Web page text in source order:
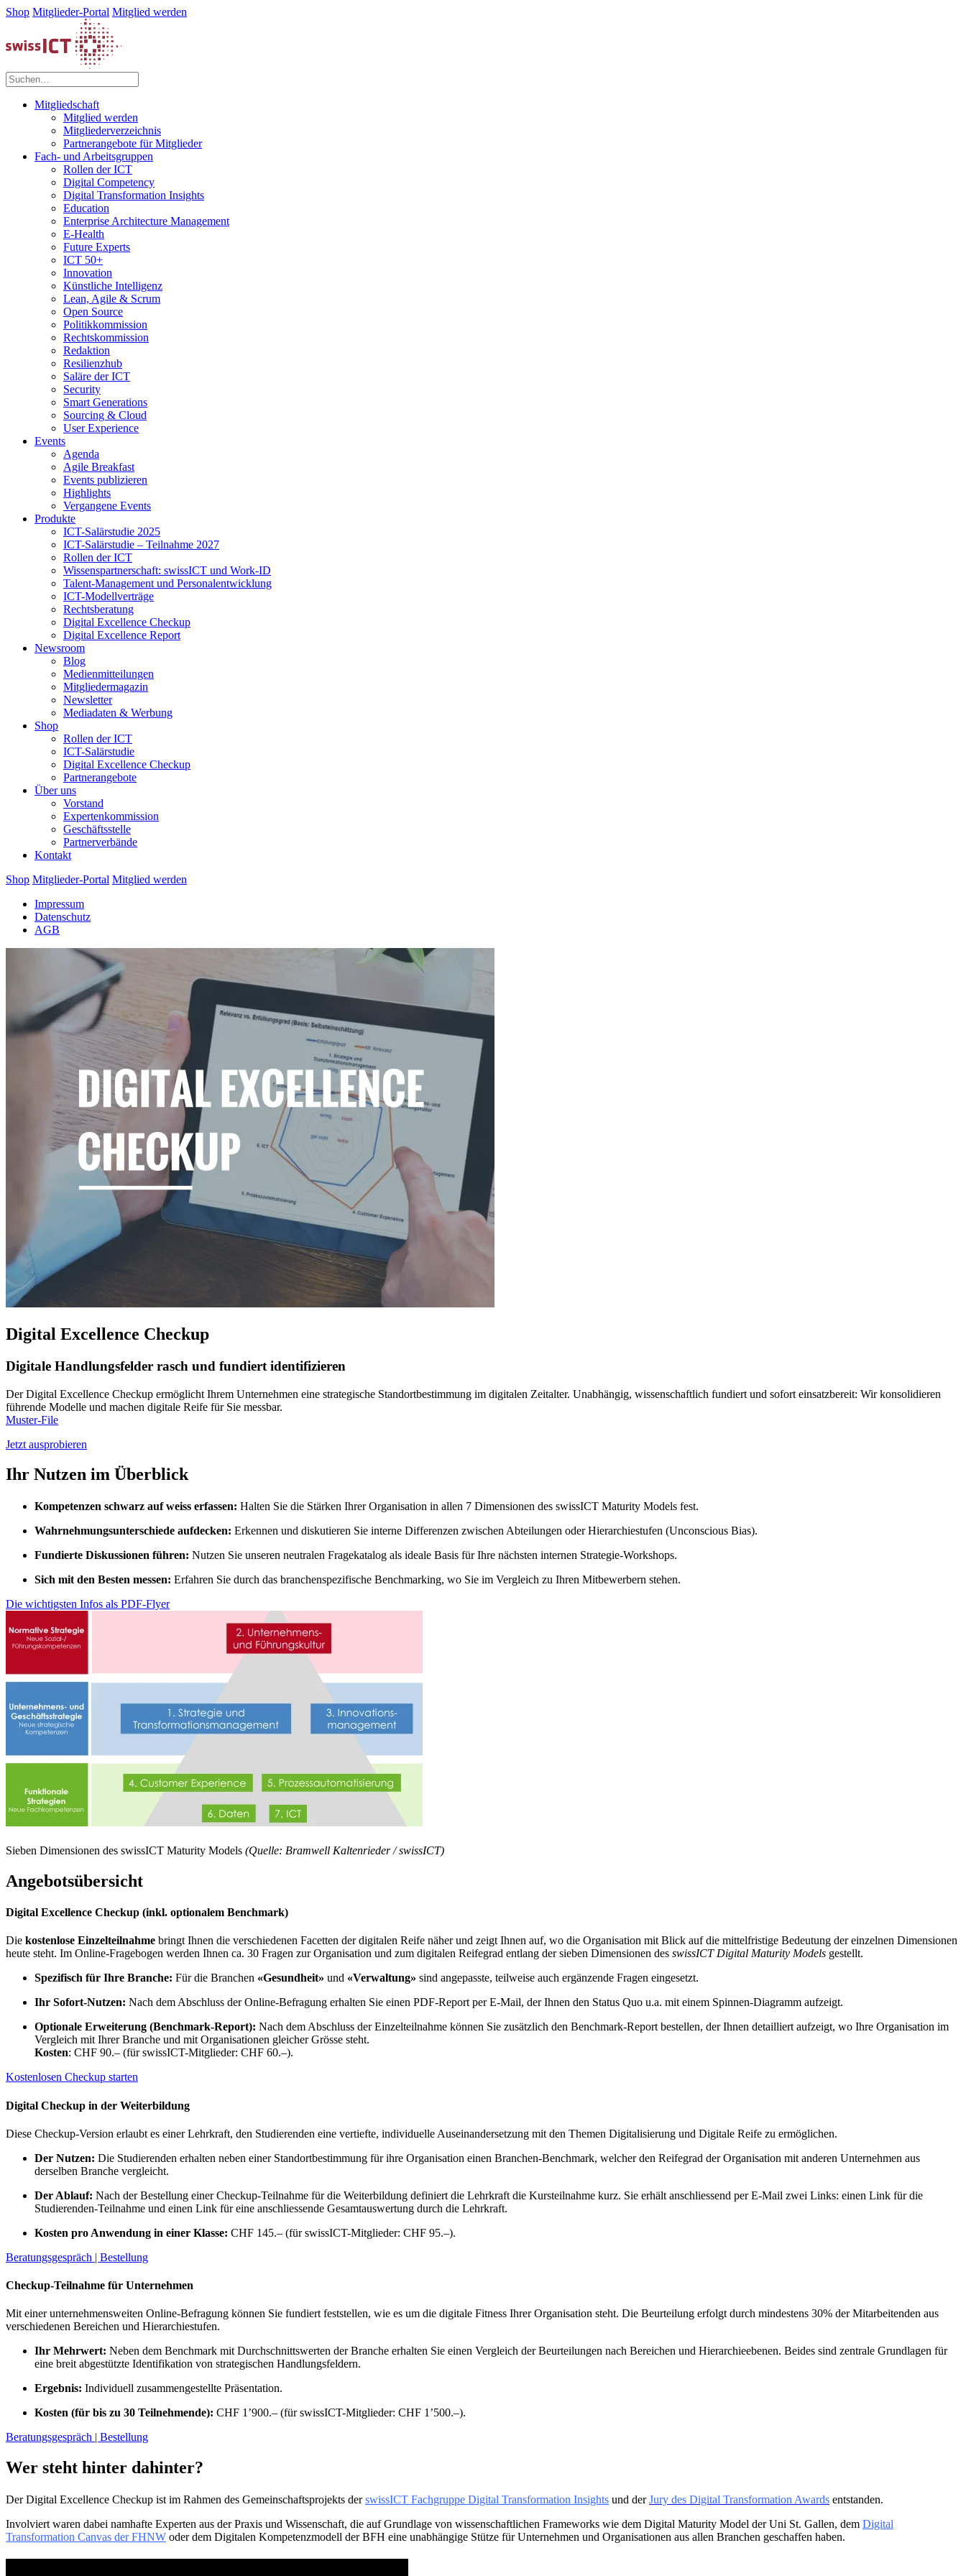
Shop Mitglieder-Portal Mitglied werden
Mitgliedschaft
Mitglied werden
Mitgliederverzeichnis
Partnerangebote für Mitglieder
Fach- und Arbeitsgruppen
Rollen der ICT
Digital Competency
Digital Transformation Insights
Education
Enterprise Architecture Management
E-Health
Future Experts
ICT 50+
Innovation
Künstliche Intelligenz
Lean, Agile & Scrum
Open Source
Politikkommission
Rechtskommission
Redaktion
Resilienzhub
Saläre der ICT
Security
Smart Generations
Sourcing & Cloud
User Experience
Events
Agenda
Agile Breakfast
Events publizieren
Highlights
Vergangene Events
Produkte
ICT-Salärstudie 2025
ICT-Salärstudie – Teilnahme 2027
Rollen der ICT
Wissenspartnerschaft: swissICT und Work-ID
Talent-Management und Personalentwicklung
ICT-Modellverträge
Rechtsberatung
Digital Excellence Checkup
Digital Excellence Report
Newsroom
Blog
Medienmitteilungen
Mitgliedermagazin
Newsletter
Mediadaten & Werbung
Shop
Rollen der ICT
ICT-Salärstudie
Digital Excellence Checkup
Partnerangebote
Über uns
Vorstand
Expertenkommission
Geschäftsstelle
Partnerverbände
Kontakt
Shop Mitglieder-Portal Mitglied werden
Impressum
Datenschutz
AGB
Digital Excellence Checkup
Digitale Handlungsfelder rasch und fundiert identifizieren
Der Digital Excellence Checkup ermöglicht Ihrem Unternehmen eine strategische Standortbestimmung im digitalen Zeitalter. Unabhängig, wissenschaftlich fundiert und sofort einsatzbereit: Wir konsolidieren
führende Modelle und machen digitale Reife für Sie messbar.
Muster-File
Jetzt ausprobieren
Ihr Nutzen im Überblick
Kompetenzen schwarz auf weiss erfassen: Halten Sie die Stärken Ihrer Organisation in allen 7 Dimensionen des swissICT Maturity Models fest.
Wahrnehmungsunterschiede aufdecken: Erkennen und diskutieren Sie interne Differenzen zwischen Abteilungen oder Hierarchiestufen (Unconscious Bias).
Fundierte Diskussionen führen: Nutzen Sie unseren neutralen Fragekatalog als ideale Basis für Ihre nächsten internen Strategie-Workshops.
Sich mit den Besten messen: Erfahren Sie durch das branchenspezifische Benchmarking, wo Sie im Vergleich zu Ihren Mitbewerbern stehen.
Die wichtigsten Infos als PDF-Flyer
Sieben Dimensionen des swissICT Maturity Models (Quelle: Bramwell Kaltenrieder / swissICT)
Angebotsübersicht
Digital Excellence Checkup (inkl. optionalem Benchmark)
Die kostenlose Einzelteilnahme bringt Ihnen die verschiedenen Facetten der digitalen Reife näher und zeigt Ihnen auf, wo die Organisation mit Blick auf die mittelfristige Bedeutung der einzelnen Dimensionen
heute steht. Im Online-Fragebogen werden Ihnen ca. 30 Fragen zur Organisation und zum digitalen Reifegrad entlang der sieben Dimensionen des swissICT Digital Maturity Models gestellt.
Spezifisch für Ihre Branche: Für die Branchen «Gesundheit» und «Verwaltung» sind angepasste, teilweise auch ergänzende Fragen eingesetzt.
Ihr Sofort-Nutzen: Nach dem Abschluss der Online-Befragung erhalten Sie einen PDF-Report per E-Mail, der Ihnen den Status Quo u.a. mit einem Spinnen-Diagramm aufzeigt.
Optionale Erweiterung (Benchmark-Report): Nach dem Abschluss der Einzelteilnahme können Sie zusätzlich den Benchmark-Report bestellen, der Ihnen detailliert aufzeigt, wo Ihre Organisation im
Vergleich mit Ihrer Branche und mit Organisationen gleicher Grösse steht.
Kosten: CHF 90.– (für swissICT-Mitglieder: CHF 60.–).
Kostenlosen Checkup starten
Digital Checkup in der Weiterbildung
Diese Checkup-Version erlaubt es einer Lehrkraft, den Studierenden eine vertiefte, individuelle Auseinandersetzung mit den Themen Digitalisierung und Digitale Reife zu ermöglichen.
Der Nutzen: Die Studierenden erhalten neben einer Standortbestimmung für ihre Organisation einen Branchen-Benchmark, welcher den Reifegrad der Organisation mit anderen Unternehmen aus
derselben Branche vergleicht.
Der Ablauf: Nach der Bestellung einer Checkup-Teilnahme für die Weiterbildung definiert die Lehrkraft die Kursteilnahme kurz. Sie erhält anschliessend per E-Mail zwei Links: einen Link für die
Studierenden-Teilnahme und einen Link für eine anschliessende Gesamtauswertung durch die Lehrkraft.
Kosten pro Anwendung in einer Klasse: CHF 145.– (für swissICT-Mitglieder: CHF 95.–).
Beratungsgespräch | Bestellung
Checkup-Teilnahme für Unternehmen
Mit einer unternehmensweiten Online-Befragung können Sie fundiert feststellen, wie es um die digitale Fitness Ihrer Organisation steht. Die Beurteilung erfolgt durch mindestens 30% der Mitarbeitenden aus
verschiedenen Bereichen und Hierarchiestufen.
Ihr Mehrwert: Neben dem Benchmark mit Durchschnittswerten der Branche erhalten Sie einen Vergleich der Beurteilungen nach Bereichen und Hierarchieebenen. Beides sind zentrale Grundlagen für
eine breit abgestützte Identifikation von strategischen Handlungsfeldern.
Ergebnis: Individuell zusammengestellte Präsentation.
Kosten (für bis zu 30 Teilnehmende): CHF 1’900.– (für swissICT-Mitglieder: CHF 1’500.–).
Beratungsgespräch | Bestellung
Wer steht hinter dahinter?
Der Digital Excellence Checkup ist im Rahmen des Gemeinschaftsprojekts derswissICT Fachgruppe Digital Transformation Insights und derJury des Digital Transformation Awards entstanden.
Involviert waren dabei namhafte Experten aus der Praxis und Wissenschaft, die auf Grundlage von wissenschaftlichen Frameworks wie dem Digital Maturity Model der Uni St. Gallen, dem Digital
Transformation Canvas der FHNW oder dem Digitalen Kompetenzmodell der BFH eine unabhängige Stütze für Unternehmen und Organisationen aus allen Branchen geschaffen haben.